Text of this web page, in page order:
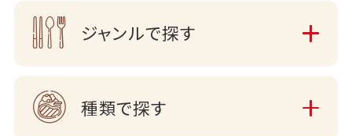
ジャンルで探す
種類で探す